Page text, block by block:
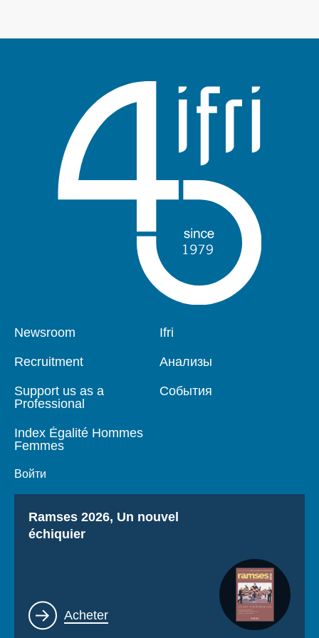
Поддержать Ифри
Pied
Newsroom
Recruitment
Support us as a
Professional
Index Égalité Hommes
Femmes
Войти
Navigation
Ifri
Анализы
События
Titre
Ramses 2026, Un nouvel
échiquier
Lien
Acheter